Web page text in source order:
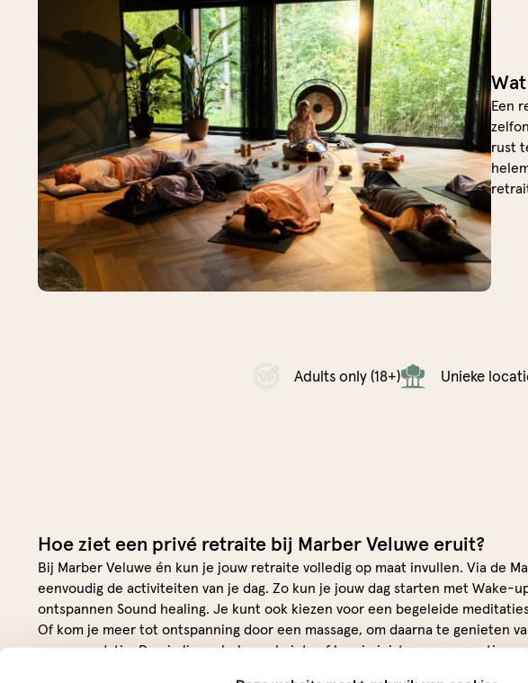
Een
rust
Adults only (18+) Unieke
Hoe ziet een privé retraite bij Marber Veluwe eruit?
Bij Marber Veluwe én kun je jouw retraite volledig op maat invullen. Via de
eenvoudig de activiteiten van je dag. Zo kun je jouw dag starten met Wake-
ontspannen Sound healing. Je kunt ook kiezen voor een begeleide
Of kom je meer tot ontspanning door een massage, om daarna te genieten
accommodatie. Doe je liever helemaal niets of ben je juist graag nog actiever